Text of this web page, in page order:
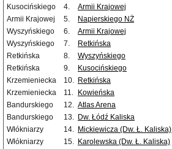
Kusocińskiego
4. Armii Krajowej
Armii Krajowej
5. Napierskiego NŻ
Wyszyńskiego
6. Armii Krajowej
Wyszyńskiego
7. Retkińska
Retkińska
8. Wyszyńskiego
Retkińska
9. Kusocińskiego
Krzemieniecka
10. Retkińska
Krzemieniecka
11. Kowieńska
Bandurskiego
12. Atlas Arena
Bandurskiego
13. Dw. Łódź Kaliska
Włókniarzy
14. Mickiewicza (Dw. Ł. Kaliska)
Włókniarzy
15. Karolewska (Dw. Ł. Kaliska)